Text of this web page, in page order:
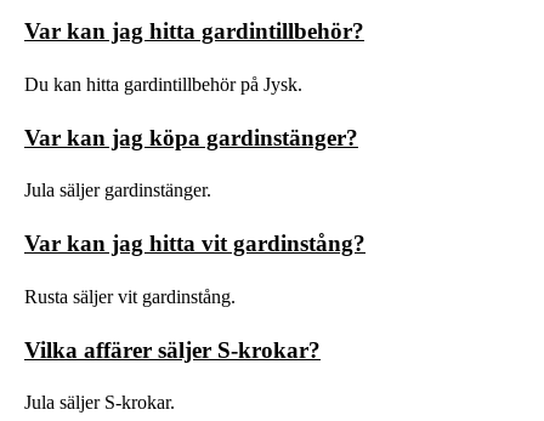
Var kan jag hitta gardintillbehör?
Du kan hitta gardintillbehör på Jysk.
Var kan jag köpa gardinstänger?
Jula säljer gardinstänger.
Var kan jag hitta vit gardinstång?
Rusta säljer vit gardinstång.
Vilka affärer säljer S-krokar?
Jula säljer S-krokar.